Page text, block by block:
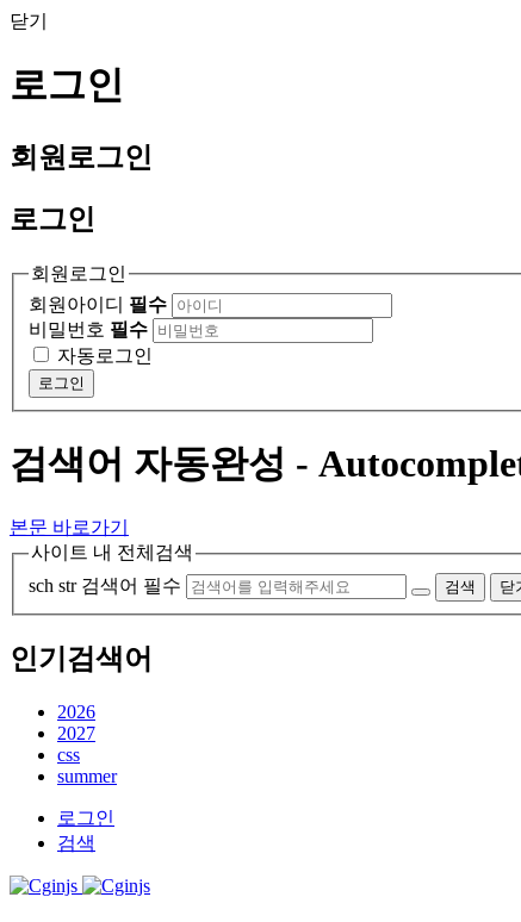
닫기
로그인
회원 로그인
로그인
회원로그인
회원아이디 필수
비밀번호 필수
자동로그인
로그인
검색어 자동완성 -
본문 바로가기
사이트 내 전체검색
sch str 검색어 필수 검색 닫
인기검색어
2026
2027
css
summer
로그인
검색